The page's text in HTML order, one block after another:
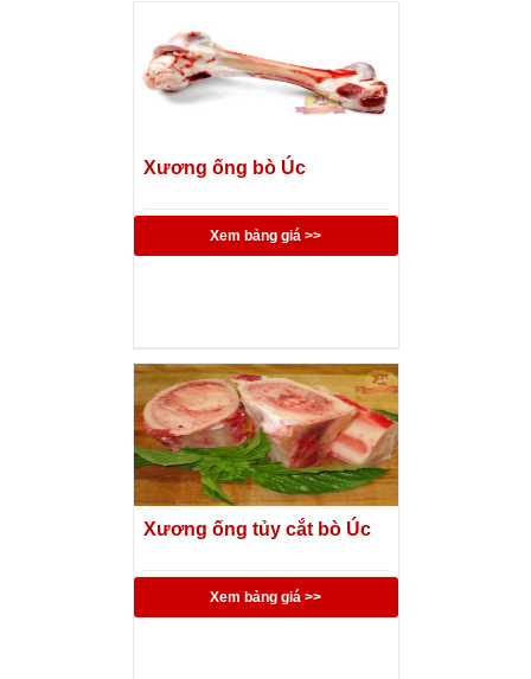
Xương ống bò Úc
Xem bảng giá >>
Xương ống tủy cắt bò Úc
Xem bảng giá >>